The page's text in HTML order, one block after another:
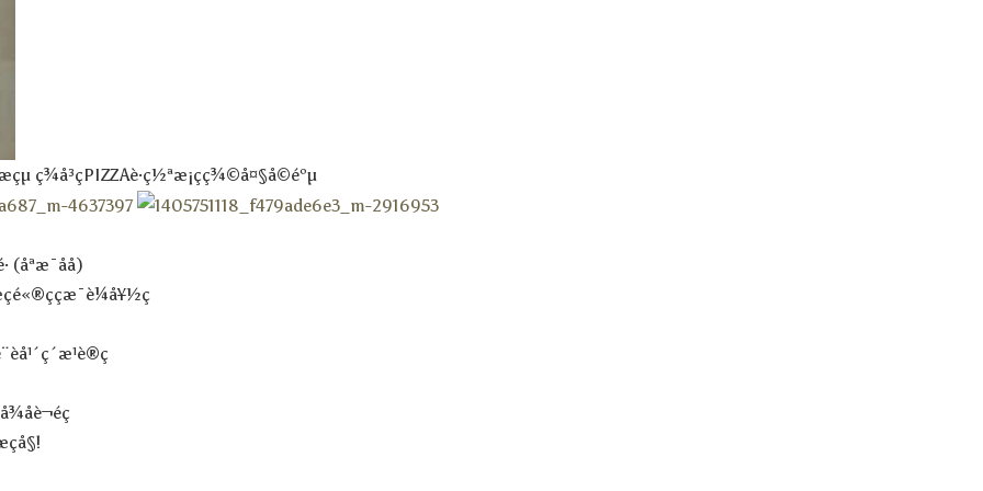
ç¾å³çPIZZAè·ç½ªæ¡çç¾©å¤§å©éºµ
(åªæ¯åå)